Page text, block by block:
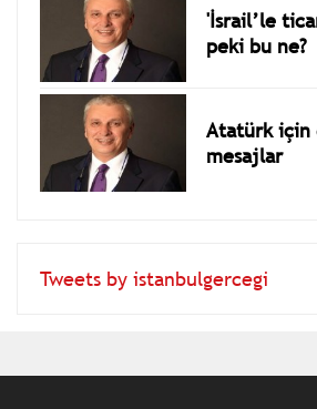
'İsrail’le
peki bu ne?
Atatürk için
mesajlar
Tweets by istanbulgercegi